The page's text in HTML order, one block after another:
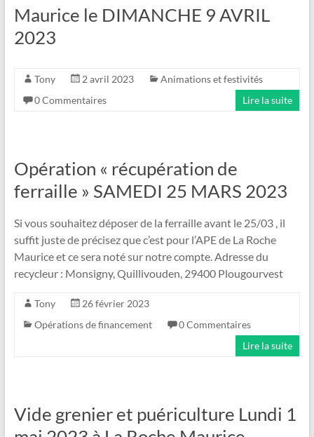
Maurice le DIMANCHE 9 AVRIL
2023
Tony 2 avril 2023
Animations et festivités
0 Commentaires
Lire la suite
Opération « récupération de
ferraille » SAMEDI 25 MARS 2023
Si vous souhaitez déposer de la ferraille avant le 25/03 , il
suffit juste de précisez que c’est pour l’APE de La Roche
Maurice et ce sera noté sur notre compte. Adresse du
recycleur : Monsigny, Quillivouden, 29400 Plougourvest
Tony
26 février 2023
Opérations de financement
0 Commentaires
Lire la suite
Vide grenier et puériculture Lundi 1